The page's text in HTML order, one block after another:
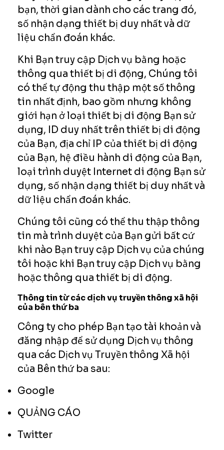
bạn, thời gian dành cho các trang đó,
số nhận dạng thiết bị duy nhất và dữ
liệu chẩn đoán khác.
Khi Bạn truy cập Dịch vụ bằng hoặc
thông qua thiết bị di động, Chúng tôi
có thể tự động thu thập một số thông
tin nhất định, bao gồm nhưng không
giới hạn ở loại thiết bị di động Bạn sử
dụng, ID duy nhất trên thiết bị di động
của Bạn, địa chỉ IP của thiết bị di động
của Bạn, hệ điều hành di động của Bạn,
loại trình duyệt Internet di động Bạn sử
dụng, số nhận dạng thiết bị duy nhất và
dữ liệu chẩn đoán khác.
Chúng tôi cũng có thể thu thập thông
tin mà trình duyệt của Bạn gửi bất cứ
khi nào Bạn truy cập Dịch vụ của chúng
tôi hoặc khi Bạn truy cập Dịch vụ bằng
hoặc thông qua thiết bị di động.
Thông tin từ các dịch vụ truyền thông xã hội
của bên thứ ba
Công ty cho phép Bạn tạo tài khoản và
đăng nhập để sử dụng Dịch vụ thông
qua các Dịch vụ Truyền thông Xã hội
của Bên thứ ba sau:
Google
QUẢNG CÁO
Twitter